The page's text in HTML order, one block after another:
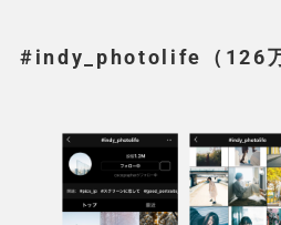
#indy_photolife（126万